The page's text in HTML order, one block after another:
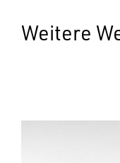
Weitere